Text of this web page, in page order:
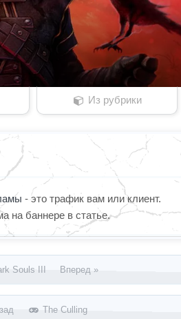
Из рубрики
- это трафик вам или клиент.
на баннере в статье.
Souls III Вперед »
The Culling